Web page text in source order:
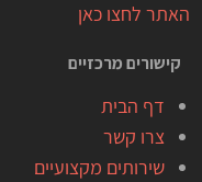
האתר לחצו כאן
קישורים מרכזיים
דף הבית
צרו קשר
שירותים מקצועיים